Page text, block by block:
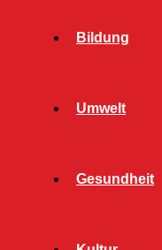
Bildung
Umwelt
Gesundheit